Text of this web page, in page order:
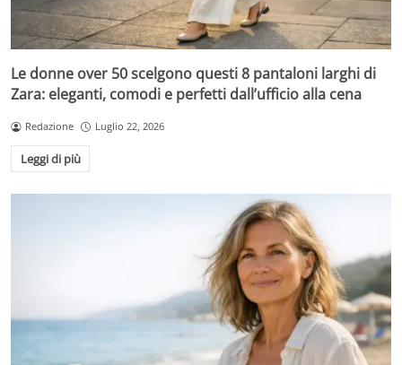
Le donne over 50 scelgono questi 8 pantaloni larghi di
Zara: eleganti, comodi e perfetti dall’ufficio alla cena
Redazione Luglio 22, 2026
Leggi di più